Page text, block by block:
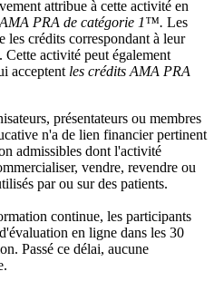
attribue à cette activité en
PRA de catégorie 1™. Les
les crédits correspondant à leur
activité peut également
acceptent les crédits AMA PRA
présentateurs ou membres
n'a de lien financier pertinent
admissibles dont l'activité
vendre, revendre ou
par ou sur des patients.
continue, les participants
en ligne dans les 30
Passé ce délai, aucune